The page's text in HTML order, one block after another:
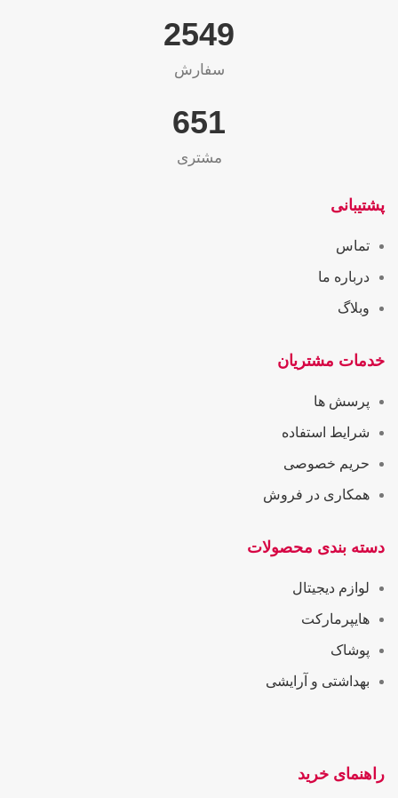
2565
سفارش
655
مشتری
پشتیبانی
تماس
درباره ما
وبلاگ
خدمات مشتریان
پرسش ها
شرایط استفاده
حریم خصوصی
همکاری در فروش
دسته بندی محصولات
لوازم دیجیتال
هایپرمارکت
پوشاک
بهداشتی و آرایشی
راهنمای خرید